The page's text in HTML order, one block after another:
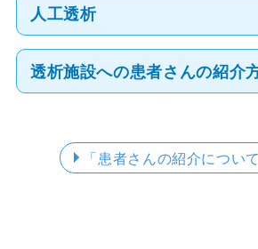
人工透析
透析施設への患者さんの紹介
「患者さんの紹介について